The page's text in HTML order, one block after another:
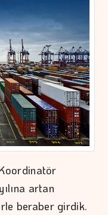
artan
beraber girdik.